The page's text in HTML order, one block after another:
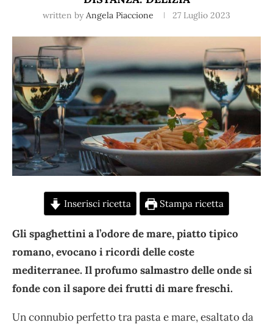
written by Angela Piaccione 27 Luglio 2023
Inserisci ricetta Stampa ricetta
Gli spaghettini a l’odore de mare, piatto tipico
romano, evocano i ricordi delle coste
mediterranee. Il profumo salmastro delle onde si
fonde con il sapore dei frutti di mare freschi.
Un connubio perfetto tra pasta e mare, esaltato da